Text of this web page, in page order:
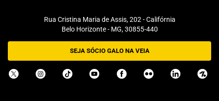
Rua Cristina Maria de Assis, 202 - Califórnia
Belo Horizonte - MG, 30855-440
SEJA SÓCIO GALO NA VEIA